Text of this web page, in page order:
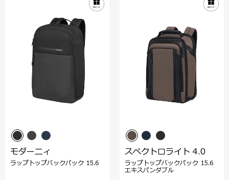
モダーニィ
ラップトップバックパック 15.6
スペクトロライト 4.0
ラップトップバックパック 15.6
エキスパンダブル